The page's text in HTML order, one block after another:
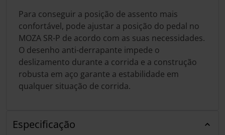
Para conseguir a posição de assento mais
confortável, pode ajustar a posição do pedal no
MOZA SR-P de acordo com as suas necessidades.
O desenho anti-derrapante impede o
deslizamento durante a corrida e a construção
robusta em aço garante a estabilidade em
qualquer situação de corrida.
Especificação